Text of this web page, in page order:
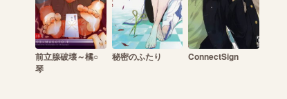
前立腺破壊～橘○
琴
秘密のふたり ConnectSign